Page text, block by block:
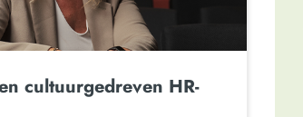
cultuurgedreven HR-